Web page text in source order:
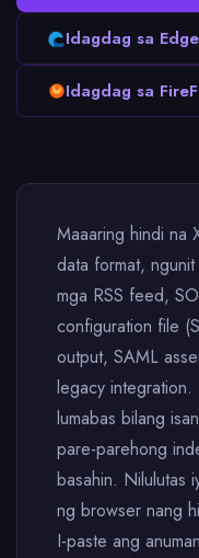
Idagdag sa Edge
Idagdag sa
Maaaring hindi na
data format,
mga RSS feed,
configuration file
output, SAML
legacy integration.
lumabas bilang
pare-parehong
basahin. Nilulutas
ng browser nang
I-paste ang